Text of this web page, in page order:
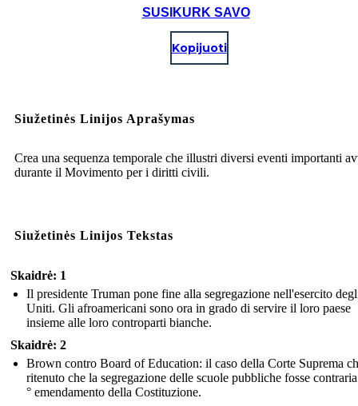
SUSIKURK SAVO
Kopijuoti
Siužetinės Linijos Aprašymas
Crea una sequenza temporale che illustri diversi eventi importanti
durante il Movimento per i diritti civili.
Siužetinės Linijos Tekstas
Skaidrė: 1
Il presidente Truman pone fine alla segregazione nell'esercito
Uniti. Gli afroamericani sono ora in grado di servire il loro paese
insieme alle loro controparti bianche.
Skaidrė: 2
Brown contro Board of Education: il caso della Corte Suprema
ritenuto che la segregazione delle scuole pubbliche fosse
° emendamento della Costituzione.